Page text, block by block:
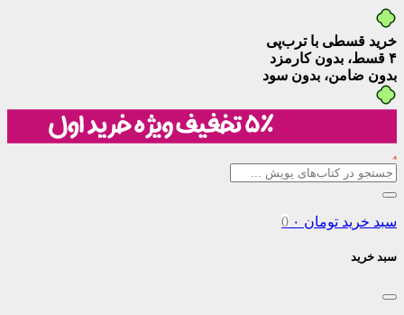
خرید قسطی با ترب‌پی
۴ قسط، بدون کارمزد
بدون ضامن، بدون سود
سبد خرید تومان 0
سبد خرید